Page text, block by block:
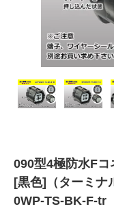
090型4極防水F
[黒色]（ターミナ
0WP-TS-BK-F-tr